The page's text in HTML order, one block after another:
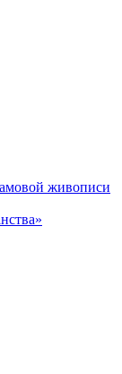
живописи